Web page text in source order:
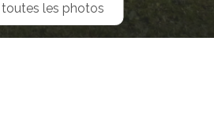
toutes les photos